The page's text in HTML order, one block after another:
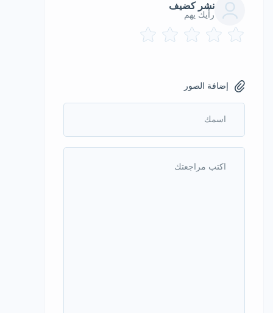
نشر كضيف
رأيك يهم
إضافة الصور